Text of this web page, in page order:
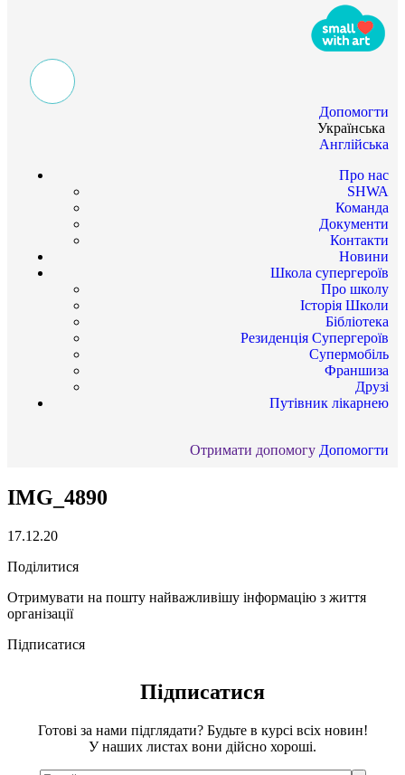
Допомогти
Українська
Англійська
Про нас
SHWA
Команда
Документи
Контакти
Новини
Школа супергероїв
Про школу
Історія Школи
Бібліотека
Резиденція Супергероїв
Супермобіль
Франшиза
Друзі
Путівник лікарнею
Отримати допомогу Допомогти
IMG_4890
17.12.20
Поділитися
Отримувати на пошту найважливішу інформацію з життя
організації
Підписатися
Підписатися
Готові за нами підглядати? Будьте в курсі всіх новин!
У наших листах вони дійсно хороші.